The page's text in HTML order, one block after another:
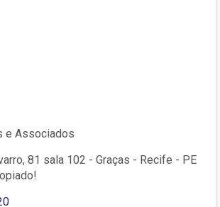
e Associados
81 sala 102 - Graças - Recife - PE